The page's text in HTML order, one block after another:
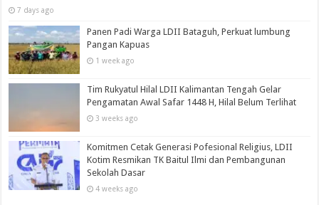
7 days ago
Panen Padi Warga LDII Bataguh, Perkuat lumbung
Pangan Kapuas
1 week ago
Tim Rukyatul Hilal LDII Kalimantan Tengah Gelar
Pengamatan Awal Safar 1448 H, Hilal Belum Terlihat
3 weeks ago
Komitmen Cetak Generasi Pofesional Religius, LDII
Kotim Resmikan TK Baitul Ilmi dan Pembangunan
Sekolah Dasar
4 weeks ago